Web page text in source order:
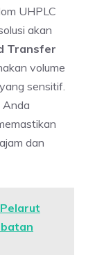
UHPLC
akan
Transfer
volume
sensitif.
Anda
dan